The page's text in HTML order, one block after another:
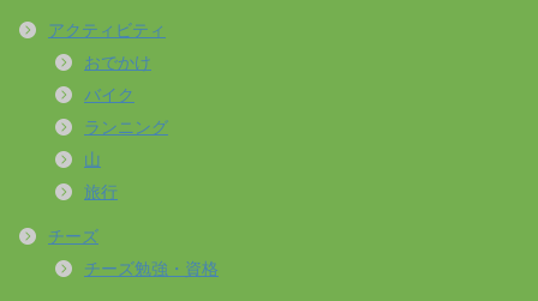
アクティビティ
おでかけ
バイク
ランニング
山
旅行
チーズ
チーズ勉強・資格